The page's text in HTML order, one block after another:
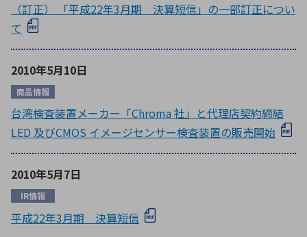
（訂正） 「平成22年3月期 決算短信」の一部訂正につい
て
2010年5月10日
商品情報
台湾検査装置メーカー「Chroma 社」と代理店契約締結
LED 及びCMOS イメージセンサー検査装置の販売開始
2010年5月7日
IR情報
平成22年3月期 決算短信